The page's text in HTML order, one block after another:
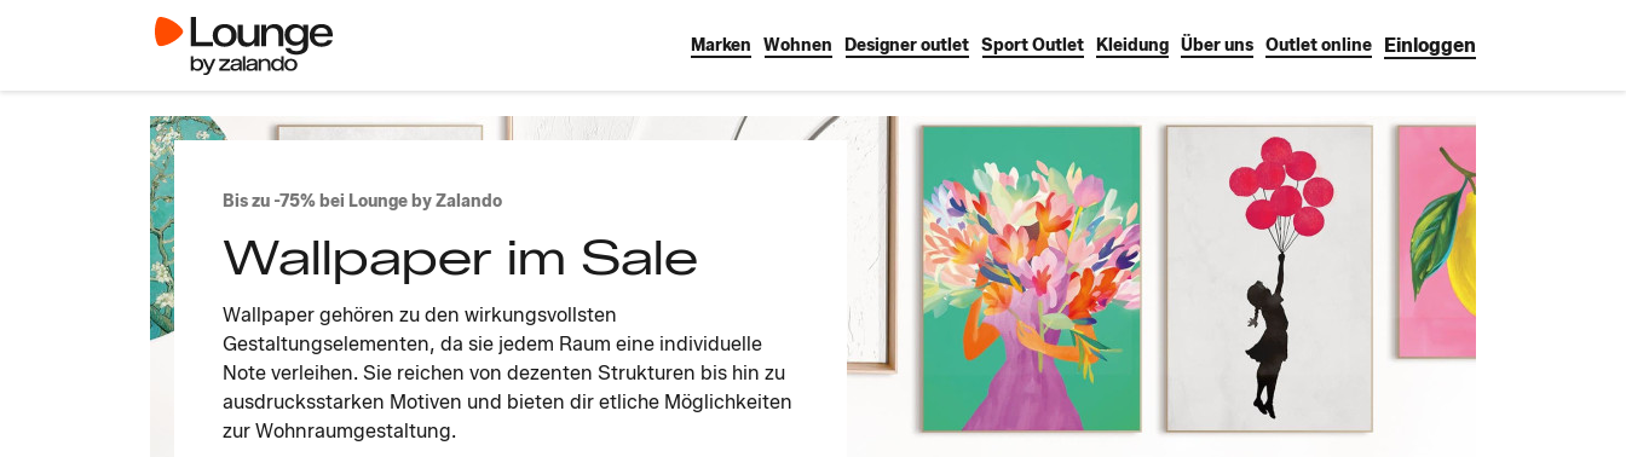
Marken Wohnen Designer outlet Sport Outlet Kleidung Über uns Outlet online Einloggen
Bis zu -75% bei Lounge by Zalando
Wallpaper im Sale
Wallpaper gehören zu den wirkungsvollsten
Gestaltungselementen, da sie jedem Raum eine individuelle
Note verleihen. Sie reichen von dezenten Strukturen bis hin zu
ausdrucksstarken Motiven und bieten dir etliche Möglichkeiten
zur Wohnraumgestaltung.